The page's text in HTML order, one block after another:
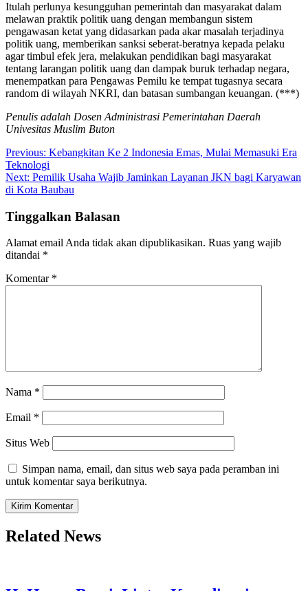
Itulah perlunya kesungguhan pemerintah dan masyarakat dalam
melawan praktik politik uang dengan membangun sistem
pengawasan ketat yang didasarkan pada akar masalah terjadinya
politik uang, memberikan sanksi seberat-beratnya kepada pelaku
agar timbul efek jera, melakukan pendidikan bagi masyarakat
tentang larangan politik uang dan dampak buruk terhadap negara,
menempatkan para Pengawas Pemilu ke tempat tugasnya secara
random di wilayah NKRI, dan batasan sumbangan keuangan. (***)
Penulis adalah Dosen Administrasi Pemerintahan Daerah
Univesitas Muslim Buton
Navigasi
pos
Previous: Kebangkitan Ke 2 Indonesia Emas, Mulai Memasuki Era
Teknologi
Next: Pemilik Usaha Wajib Jaminkan Layanan JKN bagi Karyawan
di Kota Baubau
Tinggalkan Balasan
Alamat email Anda tidak akan dipublikasikan. Ruas yang wajib
ditandai *
Komentar *
Nama *
Email *
Situs Web
Simpan nama, email, dan situs web saya pada peramban ini
untuk komentar saya berikutnya.
Related News